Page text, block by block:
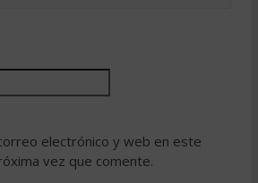
electrónico y web en este
vez que comente.